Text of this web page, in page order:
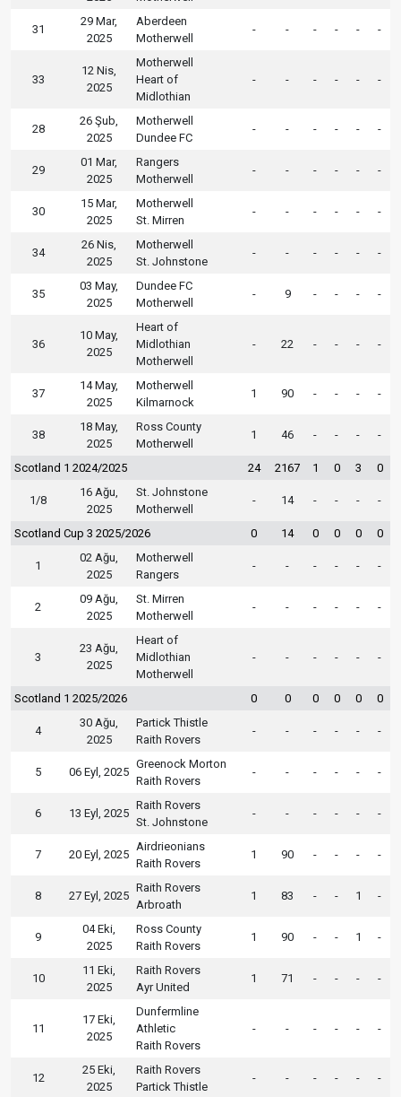
31
29 Mar,
2025
Aberdeen
Motherwell
- - - - - -
33
12 Nis,
2025
Motherwell
Heart of
Midlothian
- - - - - -
28
26 Şub,
2025
Motherwell
Dundee FC
- - - - - -
29
01 Mar,
2025
Rangers
Motherwell
- - - - - -
30
15 Mar,
2025
Motherwell
St. Mirren
- - - - - -
34
26 Nis,
2025
Motherwell
St. Johnstone
- - - - - -
35
03 May,
2025
Dundee FC
Motherwell
- 9 - - - -
36
10 May,
2025
Heart of
Midlothian
Motherwell
- 22 - - - -
37
14 May,
2025
Motherwell
Kilmarnock
1 90 - - - -
38
18 May,
2025
Ross County
Motherwell
1 46 - - - -
Scotland 1 2024/2025 24 2167 1 0 3 0
1/8
16 Ağu,
2025
St. Johnstone
Motherwell
- 14 - - - -
Scotland Cup 3 2025/2026 0 14 0 0 0 0
1
02 Ağu,
2025
Motherwell
Rangers
- - - - - -
2
09 Ağu,
2025
St. Mirren
Motherwell
- - - - - -
3
23 Ağu,
2025
Heart of
Midlothian
Motherwell
- - - - - -
Scotland 1 2025/2026 0 0 0 0 0 0
4
30 Ağu,
2025
Partick Thistle
Raith Rovers
- - - - - -
5 06 Eyl, 2025
Greenock Morton
Raith Rovers
- - - - - -
6 13 Eyl, 2025
Raith Rovers
St. Johnstone
- - - - - -
7 20 Eyl, 2025
Airdrieonians
Raith Rovers
1 90 - - - -
8 27 Eyl, 2025
Raith Rovers
Arbroath
1 83 - - 1 -
9
04 Eki,
2025
Ross County
Raith Rovers
1 90 - - 1 -
10
11 Eki,
2025
Raith Rovers
Ayr United
1 71 - - - -
11
17 Eki,
2025
Dunfermline
Athletic
Raith Rovers
- - - - - -
12
25 Eki,
2025
Raith Rovers
Partick Thistle
- - - - - -